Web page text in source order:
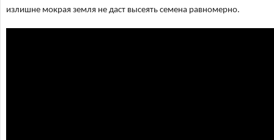
излишне мокрая земля не даст высеять семена равномерно.